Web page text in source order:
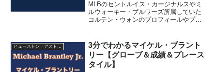
MLBのセントルイス・カージナルスやミ
ルウォーキー・ブルワーズ所属していた
コルテン・ウォンのプロフィールやプレ
中国系アメリカ人で、弟もメジャーリー
ガーです。2年連続ゴールドグラブ賞を獲
得した守備と走力が魅力の選手です。
ヒューストン・アストロズ
3分でわかるマイケル・ブラント
リー【グローブ＆成績＆プレース
タイル】